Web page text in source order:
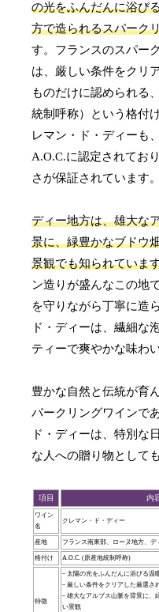
の光をふんだんに浴び
方で造られるスパーク
す。フランスのスパー
は、厳しい条件をクリ
ものだけに認められる
統制呼称）という格付
レマン・ド・ディーも
A.O.C.に認定されてお
さが保証されています。
ディー地方は、雄大な
景に、緑豊かなブドウ
景観でも知られていま
ン造りが盛んなこの地
を守りながら丁寧に造
ド・ディーは、繊細な
ティーで爽やかな味わ
豊かな自然と伝統が育
パークリングワインで
ド・ディーは、特別な
な人への贈り物として
項目 内
ワイン
名
クレマン・ド・ディー
産地 フランス南東部、ローヌ地方、デ
格付け A.O.C. (原産地統制呼称)
特徴
– 太陽の光をふんだんに浴びる温
– 厳しい条件をクリアした厳選さ
– 雄大なアルプス山脈を背景に、
い景観